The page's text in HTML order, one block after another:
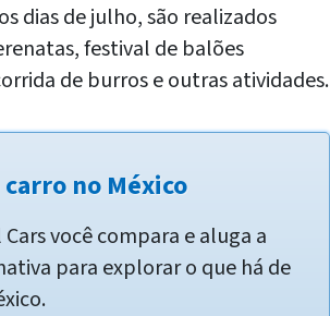
dias de julho, são realizados
festival de balões
de burros e outras atividades.
no México
você compara e aluga a
para explorar o que há de